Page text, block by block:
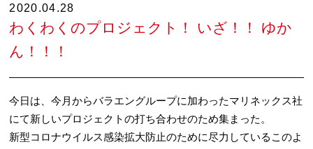
2020.04.28
わくわくのプロジェクト！ いざ！！ ゆか
ん！！！
今日は、今月からバラエングループに加わったマリネックス社
にて新しいプロジェクトの打ち合わせのため集まった。
新型コロナウイルス感染拡大防止のために尽力しているこのよ